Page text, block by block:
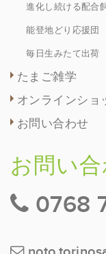
進化し続ける配合
能登地どり応援団
毎日生みたて出荷
たまご雑学
オンラインショ
お問い合わせ
お問い
0768